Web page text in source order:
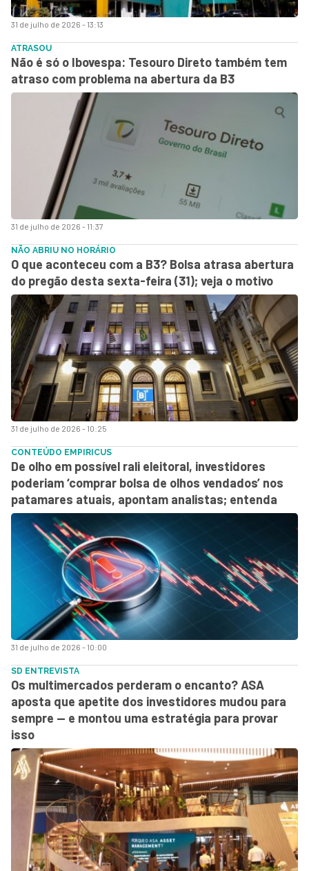
31 de julho de 2026 - 13:13
31 de julho de 2026 - 11:37
ATRASOU
Não é só o Ibovespa: Tesouro Direto também tem
atraso com problema na abertura da B3
31 de julho de 2026 - 10:25
NÃO ABRIU NO HORÁRIO
O que aconteceu com a B3? Bolsa atrasa abertura
do pregão desta sexta-feira (31); veja o motivo
31 de julho de 2026 - 10:00
CONTEÚDO EMPIRICUS
De olho em possível rali eleitoral, investidores
poderiam ‘comprar bolsa de olhos vendados’ nos
patamares atuais, apontam analistas; entenda
SD ENTREVISTA
Os multimercados perderam o encanto? ASA
aposta que apetite dos investidores mudou para
sempre — e montou uma estratégia para provar
isso